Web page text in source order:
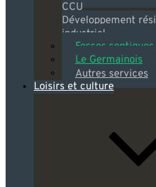
CCU
Développement
industriel
Fosses
Le Germainois
Autres services
Loisirs et culture